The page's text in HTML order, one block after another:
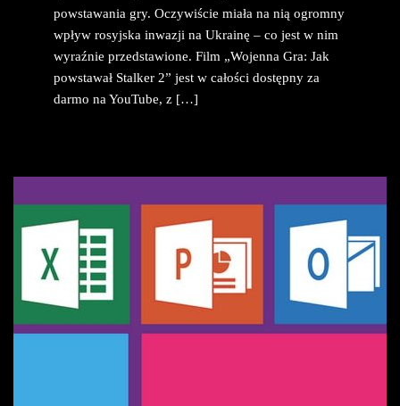
powstawania gry. Oczywiście miała na nią ogromny
wpływ rosyjska inwazji na Ukrainę – co jest w nim
wyraźnie przedstawione. Film „Wojenna Gra: Jak
powstawał Stalker 2” jest w całości dostępny za
darmo na YouTube, z […]